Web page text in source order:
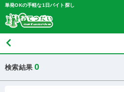
単発OKの手軽な1日バイト探し
検索結果0